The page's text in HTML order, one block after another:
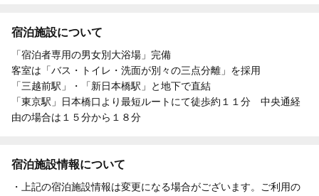
宿泊施設について
「宿泊者専用の男女別大浴場」完備
客室は「バス・トイレ・洗面が別々の三点分離」を採用
「三越前駅」・「新日本橋駅」と地下で直結
「東京駅」日本橋口より最短ルートにて徒歩約１１分 中央通経
由の場合は１５分から１８分
宿泊施設情報について
・上記の宿泊施設情報は変更になる場合がございます。ご利用の